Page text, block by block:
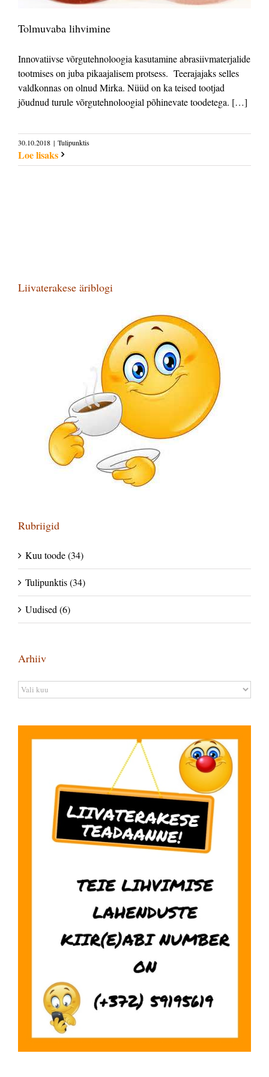
Tolmuvaba lihvimine
Innovatiivse võrgutehnoloogia kasutamine abrasiivmaterjalide
tootmises on juba pikaajalisem protsess. Teerajajaks selles
valdkonnas on olnud Mirka. Nüüd on ka teised tootjad
jõudnud turule võrgutehnoloogial põhinevate toodetega. […]
30.10.2018 | Tulipunktis
Loe lisaks
Liivaterakese äriblogi
Rubriigid
Kuu toode (34)
Tulipunktis (34)
Uudised (6)
Arhiiv
Arhiiv